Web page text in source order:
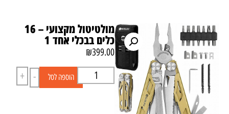
מולטיטול מקצועי – 16
כלים בבכלי אחד 1
₪399.00
-
+ הוספה לסל